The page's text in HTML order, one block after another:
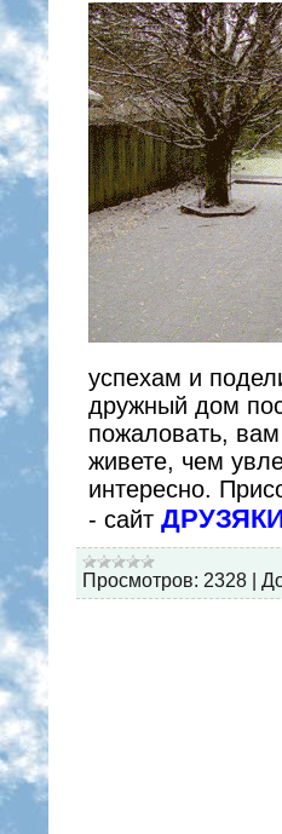
успехам и
дружный дом
пожаловать,
живете, чем
интересно.
- сайт
Просмотров: 2328 |